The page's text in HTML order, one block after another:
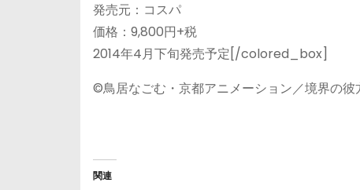
発売元：コスパ
価格：9,800円+税
2014年4月下旬発売予定[/colored_box]
©鳥居なごむ・京都アニメーション／境界の彼
関連